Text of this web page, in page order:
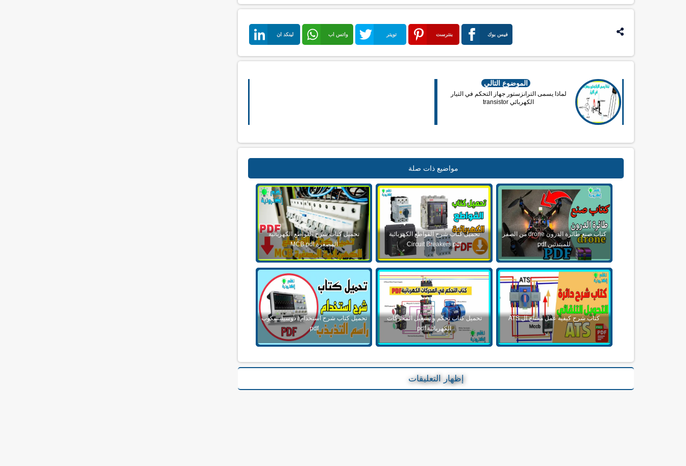
فيس بوك بنترست تويتر واتس اب لينكد ان
الموضوع التالي
لماذا يسمى الترانزستور جهاز التحكم في التيار
الكهربائي transistor
مواضيع ذات صلة
كتاب صنع طائرة الدرون drone من الصفر
للمبتدئين pdf
تحميل كتاب شرح القواطع الكهربائية
Circuit Breakers pdf
تحميل كتاب شرح القواطع الكهربائية
المصغرة MCB pdf
كتاب شرح كيفية عمل مفتاح ال ATS
تحميل كتاب تحكم و تشغيل المحركات
الكهربائية pdf
تحميل كتاب شرح استخدام الأوسيليسكوب
pdf
إظهار التعليقات